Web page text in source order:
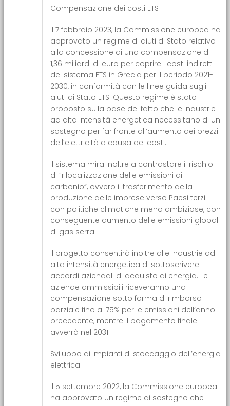
Compensazione dei costi ETS
Il 7 febbraio 2023, la Commissione europea ha
approvato un regime di aiuti di Stato relativo
alla concessione di una compensazione di
1,36 miliardi di euro per coprire i costi indiretti
del sistema ETS in Grecia per il periodo 2021-
2030, in conformità con le linee guida sugli
aiuti di Stato ETS. Questo regime è stato
proposto sulla base del fatto che le industrie
ad alta intensità energetica necessitano di un
sostegno per far fronte all’aumento dei prezzi
dell’elettricità a causa dei costi.
Il sistema mira inoltre a contrastare il rischio
di “rilocalizzazione delle emissioni di
carbonio”, ovvero il trasferimento della
produzione delle imprese verso Paesi terzi
con politiche climatiche meno ambiziose, con
conseguente aumento delle emissioni globali
di gas serra.
Il progetto consentirà inoltre alle industrie ad
alta intensità energetica di sottoscrivere
accordi aziendali di acquisto di energia. Le
aziende ammissibili riceveranno una
compensazione sotto forma di rimborso
parziale fino al 75% per le emissioni dell’anno
precedente, mentre il pagamento finale
avverrà nel 2031.
Sviluppo di impianti di stoccaggio dell’energia
elettrica
Il 5 settembre 2022, la Commissione europea
ha approvato un regime di sostegno che